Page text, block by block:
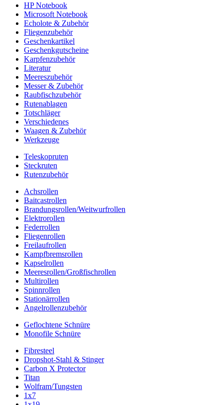
HP Notebook
Microsoft Notebook
Echolote & Zubehör
Fliegenzubehör
Geschenkartikel
Geschenkgutscheine
Karpfenzubehör
Literatur
Meereszubehör
Messer & Zubehör
Raubfischzubehör
Rutenablagen
Totschläger
Verschiedenes
Waagen & Zubehör
Werkzeuge
Teleskopruten
Steckruten
Rutenzubehör
Achsrollen
Baitcastrollen
Brandungsrollen/Weitwurfrollen
Elektrorollen
Federrollen
Fliegenrollen
Freilaufrollen
Kampfbremsrollen
Kapselrollen
Meeresrollen/Großfischrollen
Multirollen
Spinnrollen
Stationärrollen
Angelrollenzubehör
Geflochtene Schnüre
Monofile Schnüre
Fibresteel
Dropshot-Stahl & Stinger
Carbon X Protector
Titan
Wolfram/Tungsten
1x7